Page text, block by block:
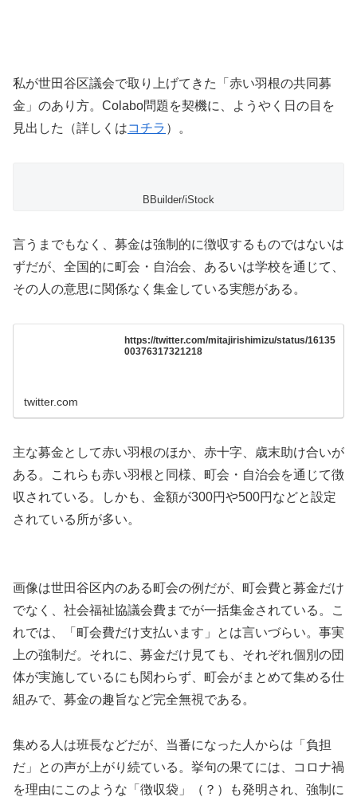
私が世田谷区議会で取り上げてきた「赤い羽根の共同募
金」のあり方。Colabo問題を契機に、ようやく日の目を
見出した（詳しくはコチラ ）。
BBuilder/iStock
言うまでもなく、募金は強制的に徴収するものではないは
ずだが、全国的に町会・自治会、あるいは学校を通じて、
その人の意思に関係なく集金している実態がある。
https://twitter.com/mitajirishimizu/status/16135
00376317321218
twitter.com
主な募金として赤い羽根のほか、赤十字、歳末助け合いが
ある。これらも赤い羽根と同様、町会・自治会を通じて徴
収されている。しかも、金額が300円や500円などと設定
されている所が多い。
画像は世田谷区内のある町会の例だが、町会費と募金だけ
でなく、社会福祉協議会費までが一括集金されている。こ
れでは、「町会費だけ支払います」とは言いづらい。事実
上の強制だ。それに、募金だけ見ても、それぞれ個別の団
体が実施しているにも関わらず、町会がまとめて集める仕
組みで、募金の趣旨など完全無視である。
集める人は班長などだが、当番になった人からは「負担
だ」との声が上がり続ている。挙句の果てには、コロナ禍
を理由にこのような「徴収袋」（？）も発明され、強制に